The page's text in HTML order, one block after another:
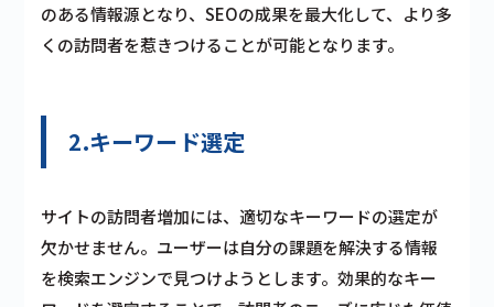
のある情報源となり、SEOの成果を最大化して、より多
くの訪問者を惹きつけることが可能となります。
2.キーワード選定
サイトの訪問者増加には、適切なキーワードの選定が
欠かせません。ユーザーは自分の課題を解決する情報
を検索エンジンで見つけようとします。効果的なキー